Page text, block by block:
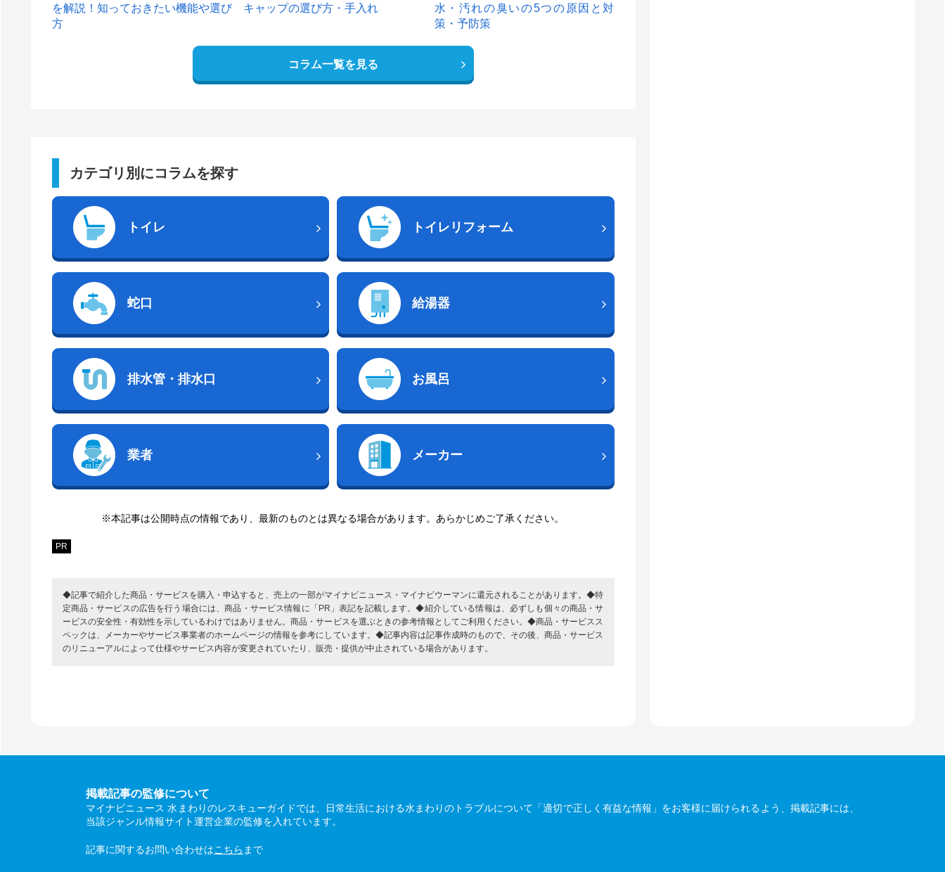
を解説！知っておきたい機能や選び
方
キャップの選び方・手入れ
水・汚れの臭いの5つの原因と対
策・予防策
コラム一覧を見る
カテゴリ別にコラムを探す
トイレ トイレリフォーム
蛇口 給湯器
排水管・排水口 お風呂
業者 メーカー
※本記事は公開時点の情報であり、最新のものとは異なる場合があります。あらかじめご了承ください。
PR
◆記事で紹介した商品・サービスを購入・申込すると、売上の一部がマイナビニュース・マイナビウーマンに還元されることがあります。◆特
定商品・サービスの広告を行う場合には、商品・サービス情報に「PR」表記を記載します。◆紹介している情報は、必ずしも個々の商品・サ
ービスの安全性・有効性を示しているわけではありません。商品・サービスを選ぶときの参考情報としてご利用ください。◆商品・サービスス
ペックは、メーカーやサービス事業者のホームページの情報を参考にしています。◆記事内容は記事作成時のもので、その後、商品・サービス
のリニューアルによって仕様やサービス内容が変更されていたり、販売・提供が中止されている場合があります。
掲載記事の監修について
マイナビニュース 水まわりのレスキューガイドでは、日常生活における水まわりのトラブルについて「適切で正しく有益な情報」をお客様に届けられるよう、掲載記事には、
当該ジャンル情報サイト運営企業の監修を入れています。
記事に関するお問い合わせはこちら まで